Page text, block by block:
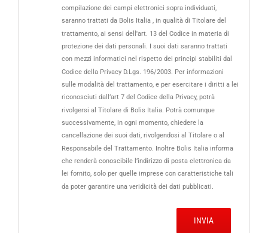
compilazione dei campi elettronici sopra individuati,
saranno trattati da Bolis Italia , in qualità di Titolare del
trattamento, ai sensi dell'art. 13 del Codice in materia di
protezione dei dati personali. I suoi dati saranno trattati
con mezzi informatici nel rispetto dei principi stabiliti dal
Codice della Privacy D.Lgs. 196/2003. Per informazioni
sulle modalità del trattamento, e per esercitare i diritti a lei
riconosciuti dall’art 7 del Codice della Privacy, potrà
rivolgersi al Titolare di Bolis Italia. Potrà comunque
successivamente, in ogni momento, chiedere la
cancellazione dei suoi dati, rivolgendosi al Titolare o al
Responsabile del Trattamento. Inoltre Bolis Italia informa
che renderà conoscibile l’indirizzo di posta elettronica da
lei fornito, solo per quelle imprese con caratteristiche tali
da poter garantire una veridicità dei dati pubblicati.